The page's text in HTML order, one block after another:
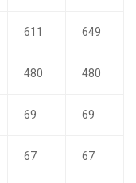
611 649
480 480
69 69
67 67